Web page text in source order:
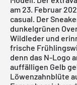
am 23. Februar
casual. Der
dunkelgrünen
Wildleder und
frische
denn das N-Logo
auffälligen Gelb
Löwenzahnblüte